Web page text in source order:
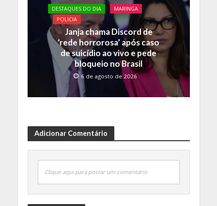
DESTAQUES DO DIA
MARINGA
POLICIA
Janja chama Discord de
‘rede horrorosa’ após caso
de suicídio ao vivo e pede
bloqueio no Brasil
6 de agosto de 2026
Adicionar Comentário
Clique aqui para postar um comentário